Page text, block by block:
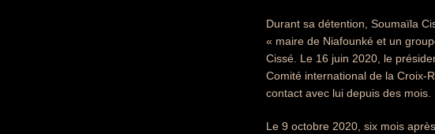
Durant sa détention, Soumaïla
« maire de Niafounké et un
Cissé. Le 16 juin 2020, le
Comité international de la Croix-
contact avec lui depuis des mois.
Le 9 octobre 2020, six mois